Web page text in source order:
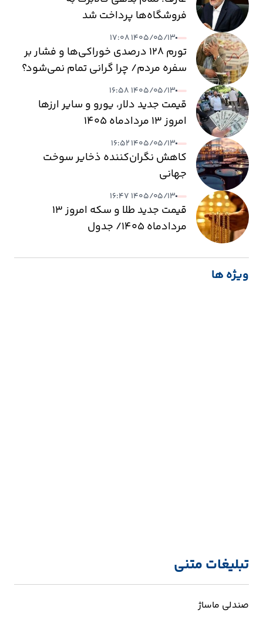
فروشگاه‌ها پرداخت شد
۱۴۰۵/۰۵/۱۳ ۱۷:۰۸
تورم ۱۲۸ درصدی خوراکی‌ها و فشار بر
سفره مردم/ چرا گرانی تمام نمی‌شود؟
۱۴۰۵/۰۵/۱۳ ۱۶:۵۸
قیمت جدید دلار، یورو و سایر ارزها
امروز ۱۳ مردادماه ۱۴۰۵
۱۴۰۵/۰۵/۱۳ ۱۶:۵۲
کاهش نگران‌کننده ذخایر سوخت
جهانی
۱۴۰۵/۰۵/۱۳ ۱۶:۴۷
قیمت جدید طلا و سکه امروز ۱۳
مردادماه ۱۴۰۵/ جدول
ویژه ها
تبلیغات متنی
صندلی ماساژ